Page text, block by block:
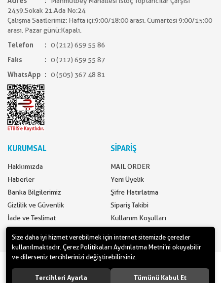
2439.Sokak 21.Ada No:24
Çalışma Saatlerimiz: Hafta içi:9:00/18:00 arası. Cumartesi 9:00/15:00
arası. Pazar günü:Kapalı.
Telefon
0 (212) 659 55 86
Faks
0 (212) 659 55 87
WhatsApp
0 (505) 367 48 81
KURUMSAL
Hakkımızda
Haberler
Banka Bilgilerimiz
Gizlilik ve Güvenlik
İade ve Teslimat
SİPARİŞ
MAIL ORDER
Yeni Üyelik
Şifre Hatırlatma
Sipariş Takibi
Kullanım Koşulları
www.yilbasimalzemeleri.com - www.partidolu.com bir Pandoli Parti
Kuruluşudur. © 2018 Pandoli Parti Malzemeleri Tüm hakları saklıdır.
Size daha iyi hizmet verebilmek için internet sitemizde çerezler
kullanılmaktadır. Çerez Politikaları Aydınlatma Metni’ni okuyabilir
ve dilerseniz tercihlerinizi değiştirebilirsiniz.
Tercihleri Ayarla Tümünü Kabul Et